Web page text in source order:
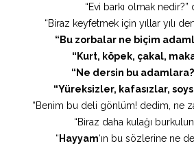
“Evi barkı olmak nedir?”
“Biraz keyfetmek için yıllar yılı
“Bu zorbalar ne biçim
“Kurt, köpek, çakal,
“Ne dersin bu
“Yüreksizler, kafasızlar,
“Benim bu deli gönlüm! dedim, ne
“Biraz daha kulağı
“Hayyam‘ın bu sözlerine ne